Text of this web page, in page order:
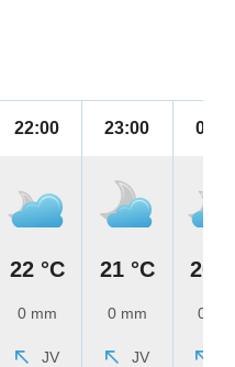
22:00
22 °C
0 mm
JV
23:00
21 °C
0 mm
JV
00:00
20 °C
0 mm